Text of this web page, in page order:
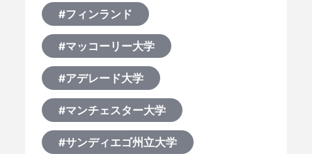
#フィンランド
#マッコーリー大学
#アデレード大学
#マンチェスター大学
#サンディエゴ州立大学